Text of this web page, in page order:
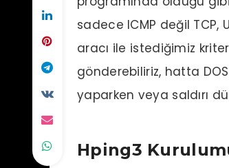
sadece ICMP değil TCP,
aracı ile istediğimiz
gönderebiliriz, hatta
yaparken veya saldırı
Hping3